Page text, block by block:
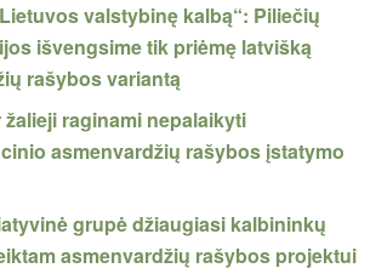
valstybinę kalbą“: Piliečių
išvengsime tik priėmę latvišką
rašybos variantą
žalieji raginami nepalaikyti
asmenvardžių rašybos įstatymo
grupė džiaugiasi kalbininkų
asmenvardžių rašybos projektui